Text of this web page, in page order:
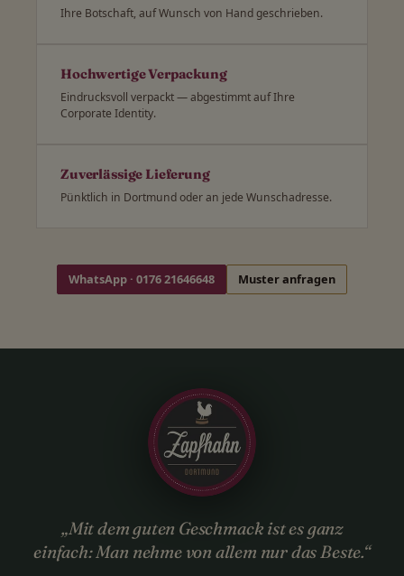
Ihre Botschaft, auf Wunsch von Hand geschrieben.
Hochwertige Verpackung
Eindrucksvoll verpackt — abgestimmt auf Ihre
Corporate Identity.
Zuverlässige Lieferung
Pünktlich in Dortmund oder an jede Wunschadresse.
WhatsApp · 0176 21646648 Muster anfragen
„Mit dem guten Geschmack ist es ganz
einfach: Man nehme von allem nur das Beste.“